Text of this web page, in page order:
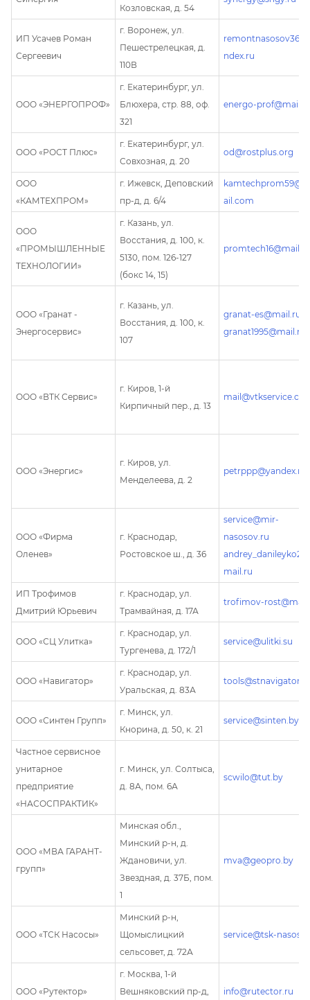
Козловская, д. 54
ИП Усачев Роман
Сергеевич
г. Воронеж, ул.
Пешестрелецкая, д.
110В
ndex.ru
ООО «ЭНЕРГОПРОФ»
г. Екатеринбург, ул.
Блюхера, стр. 88, оф.
321
energo-
ООО «РОСТ Плюс»
г. Екатеринбург, ул.
Совхозная, д. 20
od@rostplus.org
ООО
«КАМТЕХПРОМ»
г. Ижевск, Деповский
пр-д, д. 6/4
ail.com
ООО
«ПРОМЫШЛЕННЫЕ
ТЕХНОЛОГИИ»
г. Казань, ул.
Восстания, д. 100, к.
5130, пом. 126-127
(бокс 14, 15)
promtech16@mail.ru
ООО «Гранат -
Энергосервис»
г. Казань, ул.
Восстания, д. 100, к.
107
granat-es@mail.ru
granat1995@mail.ru
ООО «ВТК Сервис»
г. Киров, 1-й
Кирпичный пер., д. 13
ООО «Энергис»
г. Киров, ул.
Менделеева, д. 2
petrppp@yandex.ru
ООО «Фирма
Оленев»
г. Краснодар,
Ростовское ш., д. 36
service@mir-
nasosov.ru
mail.ru
ИП Трофимов
Дмитрий Юрьевич
г. Краснодар, ул.
Трамвайная, д. 17А
trofimov-
ООО «СЦ Улитка»
г. Краснодар, ул.
Тургенева, д. 172/1
service@ulitki.su
ООО «Навигатор»
г. Краснодар, ул.
Уральская, д. 83А
ООО «Синтен Групп»
г. Минск, ул.
Кнорина, д. 50, к. 21
service@sinten.by
Частное сервисное
унитарное
предприятие
«НАСОСПРАКТИК»
г. Минск, ул. Солтыса,
д. 8А, пом. 6А
scwilo@tut.by
ООО «МВА ГАРАНТ-
групп»
Минская обл.,
Минский р-н, д.
Ждановичи, ул.
Звездная, д. 37Б, пом.
1
mva@geopro.by
ООО «ТСК Насосы»
Минский р-н,
Щомыслицкий
сельсовет, д. 72А
service@tsk-
ООО «Рутектор»
г. Москва, 1-й
Вешняковский пр-д,
info@rutector.ru